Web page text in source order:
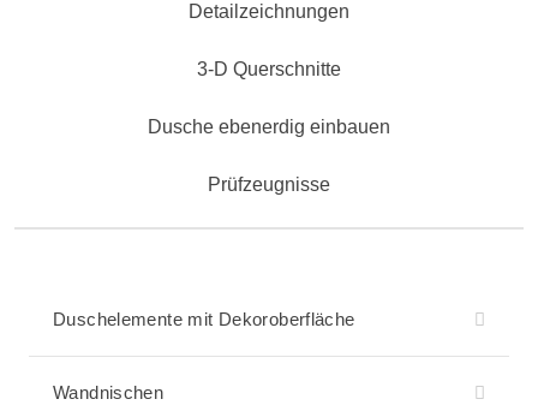
Detailzeichnungen
3-D Querschnitte
Dusche ebenerdig einbauen
Prüfzeugnisse
Duschelemente mit Dekoroberfläche
Wandnischen